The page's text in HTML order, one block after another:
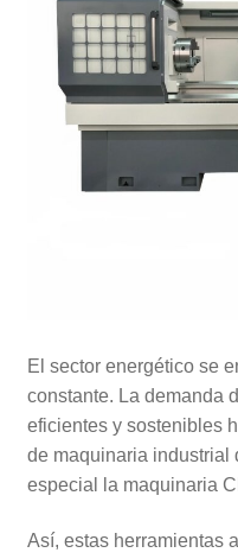
El sector energético se
constante. La demanda
eficientes y sostenibles
de maquinaria industrial
especial la maquinaria
Así, estas herramientas